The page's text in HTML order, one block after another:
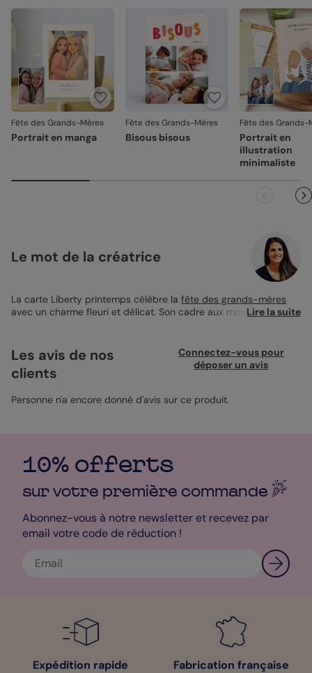
Fête des Grands-Mères
Portrait en manga
Fête des Grands-Mères
Bisous bisous
Fête des Grands-
Portrait en
illustration
minimaliste
Le mot de la créatrice
La carte Liberty printemps célèbre la fête des grands-mères
avec un charme fleuri et délicat. Son cadre aux motifs
valeur votre message personnalisé. Imprimée avec soin, elle
s’accompagne idéalement d’une enveloppe bleu ciel pour une
touche douce et raffinée.
Lire la suite
Les avis de nos
clients
Connectez-vous pour
déposer un avis
Personne n'a encore donné d'avis sur ce produit.
10% offerts
sur votre première commande
Abonnez-vous à notre newsletter et recevez par
email votre code de réduction !
Expédition rapide Fabrication française